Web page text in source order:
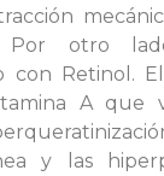
Por otro
con Retinol.
A que
y las